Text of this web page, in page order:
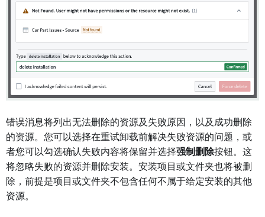
错误消息将列出无法删除的资源及失败原因，以及成功删除
的资源。您可以选择在重试卸载前解决失败资源的问题，或
者您可以勾选确认失败内容将保留并选择强制删除按钮。这
将忽略失败的资源并删除安装。安装项目或文件夹也将被删
除，前提是项目或文件夹不包含任何不属于给定安装的其他
资源。